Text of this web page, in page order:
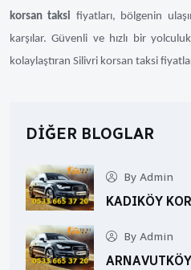
korsan taksi fiyatları, bölgenin
karşılar. Güvenli ve hızlı bir
kolaylaştıran Silivri korsan taksi
DIĞER BLOGLAR
By Admin
KADIKÖY
By Admin